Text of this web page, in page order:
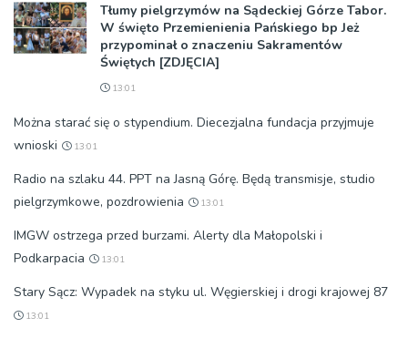
Tłumy pielgrzymów na Sądeckiej Górze Tabor.
W święto Przemienienia Pańskiego bp Jeż
przypominał o znaczeniu Sakramentów
Świętych [ZDJĘCIA]
13:01
Można starać się o stypendium. Diecezjalna fundacja przyjmuje
wnioski
13:01
Radio na szlaku 44. PPT na Jasną Górę. Będą transmisje, studio
pielgrzymkowe, pozdrowienia
13:01
IMGW ostrzega przed burzami. Alerty dla Małopolski i
Podkarpacia
13:01
Stary Sącz: Wypadek na styku ul. Węgierskiej i drogi krajowej 87
13:01